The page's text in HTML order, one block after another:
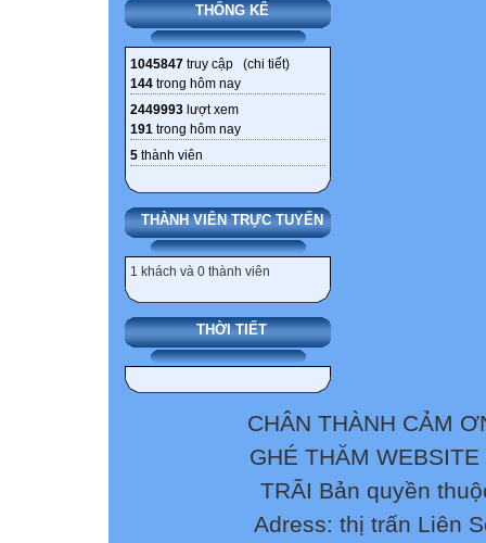
THỐNG KÊ
1045847 truy cập (chi tiết)
144 trong hôm nay
2449993 lượt xem
191 trong hôm nay
5 thành viên
THÀNH VIÊN TRỰC TUYẾN
1 khách và 0 thành viên
THỜI TIẾT
CHÂN THÀNH CẢM
GHÉ THĂM
TRÃI Bản quyền
Adress: thị trấn Liên